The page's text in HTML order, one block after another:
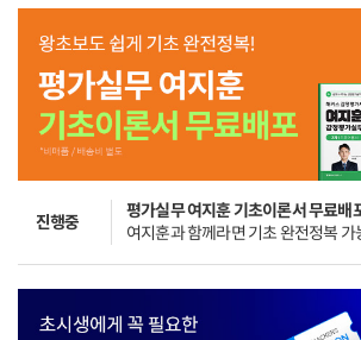
진행중
평가실무 여지훈 기초이론서 무료배
여지훈과 함께라면 기초 완전정복 가